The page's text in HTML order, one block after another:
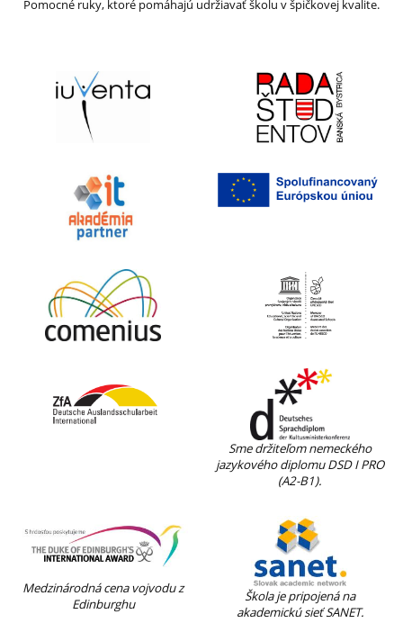
Pomocné ruky, ktoré pomáhajú udržiavať školu v špičkovej kvalite.
Sme držiteľom nemeckého
jazykového diplomu DSD I PRO
(A2-B1).
Medzinárodná cena vojvodu z
Edinburghu
Škola je pripojená na
akademickú sieť SANET.